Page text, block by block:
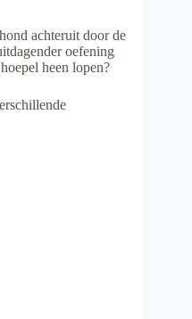
achteruit door de
oefening
heen lopen?